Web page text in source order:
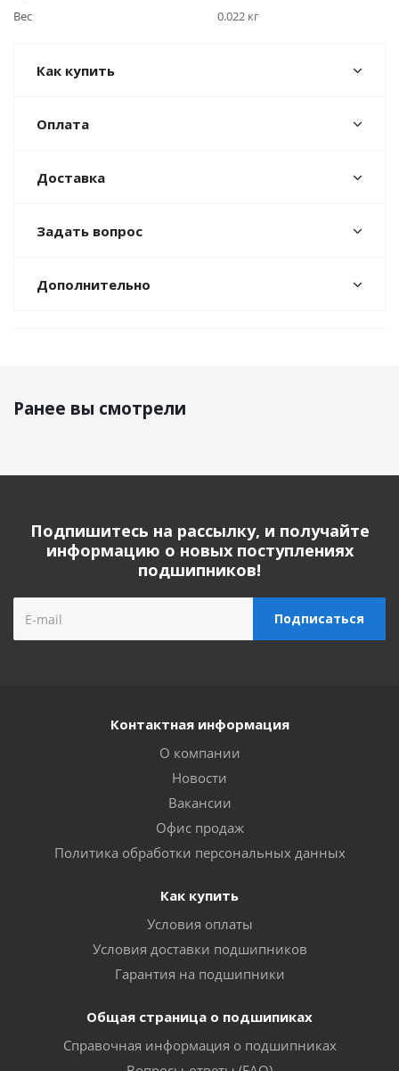
Вес
0.022 кг
Как купить
Оплата
Доставка
Задать вопрос
Дополнительно
Ранее вы смотрели
Подпишитесь на рассылку, и получайте
информацию о новых поступлениях
подшипников!
Контактная информация
О компании
Новости
Вакансии
Офис продаж
Политика обработки персональных данных
Как купить
Условия оплаты
Условия доставки подшипников
Гарантия на подшипники
Общая страница о подшипиках
Справочная информация о подшипниках